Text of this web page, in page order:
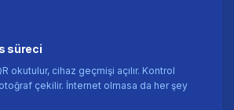
süreci
okutulur, cihaz geçmişi açılır. Kontrol
çekilir. İnternet olmasa da her şey